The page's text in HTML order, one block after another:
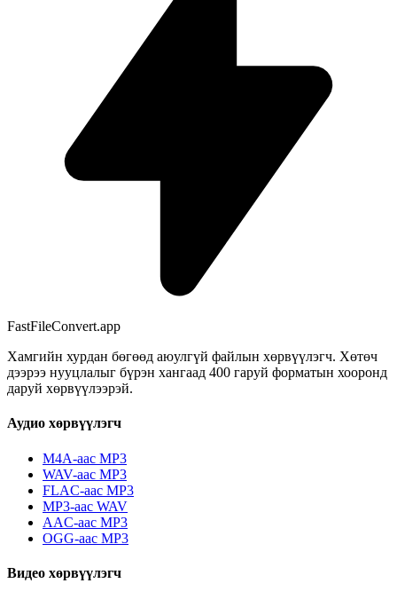
FastFileConvert.app
Хамгийн хурдан бөгөөд аюулгүй файлын хөрвүүлэгч. Хөтөч
дээрээ нууцлалыг бүрэн хангаад 400 гаруй форматын хооронд
даруй хөрвүүлээрэй.
Аудио хөрвүүлэгч
M4A-аас MP3
WAV-аас MP3
FLAC-аас MP3
MP3-аас WAV
AAC-аас MP3
OGG-аас MP3
Видео хөрвүүлэгч